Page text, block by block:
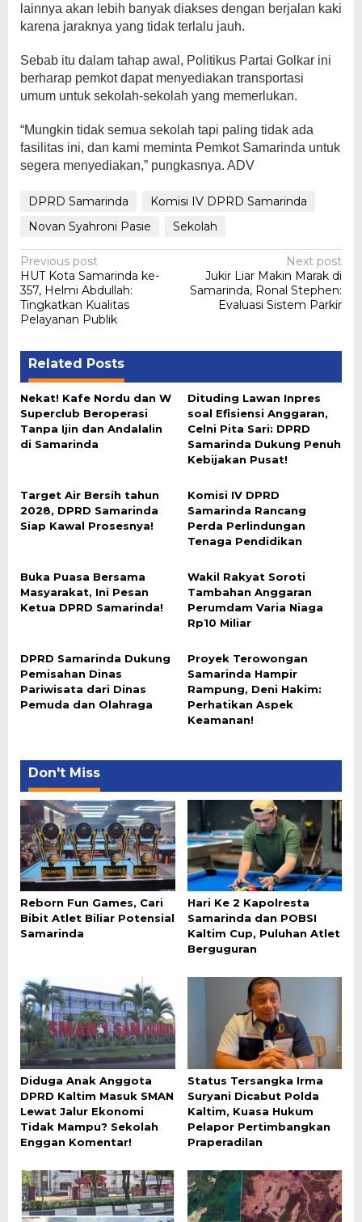
lainnya akan lebih banyak diakses dengan berjalan kaki
karena jaraknya yang tidak terlalu jauh.
Sebab itu dalam tahap awal, Politikus Partai Golkar ini
berharap pemkot dapat menyediakan transportasi
umum untuk sekolah-sekolah yang memerlukan.
“Mungkin tidak semua sekolah tapi paling tidak ada
fasilitas ini, dan kami meminta Pemkot Samarinda untuk
segera menyediakan,” pungkasnya. ADV
DPRD Samarinda
Komisi IV DPRD Samarinda
Novan Syahroni Pasie
Sekolah
Post
navigation
Previous post
HUT Kota Samarinda ke-
357, Helmi Abdullah:
Tingkatkan Kualitas
Pelayanan Publik
Next post
Jukir Liar Makin Marak di
Samarinda, Ronal Stephen:
Evaluasi Sistem Parkir
Related Posts
Nekat! Kafe Nordu dan W
Superclub Beroperasi
Tanpa Ijin dan Andalalin
di Samarinda
Dituding Lawan Inpres
soal Efisiensi Anggaran,
Celni Pita Sari: DPRD
Samarinda Dukung Penuh
Kebijakan Pusat!
Target Air Bersih tahun
2028, DPRD Samarinda
Siap Kawal Prosesnya!
Komisi IV DPRD
Samarinda Rancang
Perda Perlindungan
Tenaga Pendidikan
Buka Puasa Bersama
Masyarakat, Ini Pesan
Ketua DPRD Samarinda!
Wakil Rakyat Soroti
Tambahan Anggaran
Perumdam Varia Niaga
Rp10 Miliar
DPRD Samarinda Dukung
Pemisahan Dinas
Pariwisata dari Dinas
Pemuda dan Olahraga
Proyek Terowongan
Samarinda Hampir
Rampung, Deni Hakim:
Perhatikan Aspek
Keamanan!
Don't Miss
Reborn Fun Games, Cari
Bibit Atlet Biliar Potensial
Samarinda
Hari Ke 2 Kapolresta
Samarinda dan POBSI
Kaltim Cup, Puluhan Atlet
Berguguran
Diduga Anak Anggota
DPRD Kaltim Masuk SMAN
Lewat Jalur Ekonomi
Tidak Mampu? Sekolah
Enggan Komentar!
Status Tersangka Irma
Suryani Dicabut Polda
Kaltim, Kuasa Hukum
Pelapor Pertimbangkan
Praperadilan